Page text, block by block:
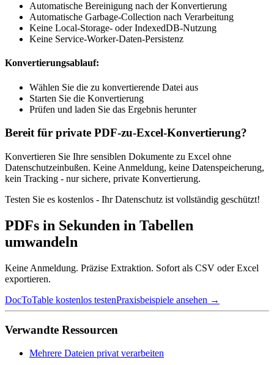
Automatische Bereinigung nach der Konvertierung
Automatische Garbage-Collection nach Verarbeitung
Keine Local-Storage- oder IndexedDB-Nutzung
Keine Service-Worker-Daten-Persistenz
Konvertierungsablauf:
Wählen Sie die zu konvertierende Datei aus
Starten Sie die Konvertierung
Prüfen und laden Sie das Ergebnis herunter
Bereit für private PDF-zu-Excel-Konvertierung?
Konvertieren Sie Ihre sensiblen Dokumente zu Excel ohne
Datenschutzeinbußen. Keine Anmeldung, keine Datenspeicherung,
kein Tracking - nur sichere, private Konvertierung.
Testen Sie es kostenlos - Ihr Datenschutz ist vollständig geschützt!
PDFs in Sekunden in Tabellen
umwandeln
Keine Anmeldung. Präzise Extraktion. Sofort als CSV oder Excel
exportieren.
DocToTable kostenlos testenPraxisbeispiele ansehen →
Verwandte Ressourcen
Mehrere Dateien privat verarbeiten